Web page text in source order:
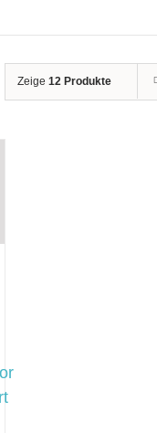
Zeige 12 Produkte